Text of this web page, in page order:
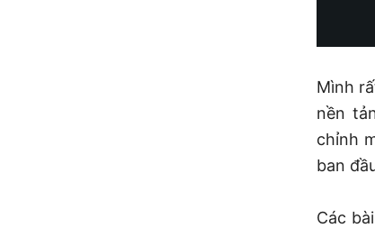
Mình
nền
chỉnh
ban
Các